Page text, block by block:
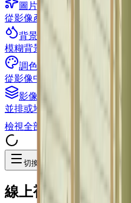
圖片概要
從影像產生邊緣輪廓
背景模糊
模糊背景，同時保持主體清晰
調色板
從影像中擷取主色
影像合併器
並排或堆疊合併多個影像
檢視全部
切換選單
線上視訊壓縮